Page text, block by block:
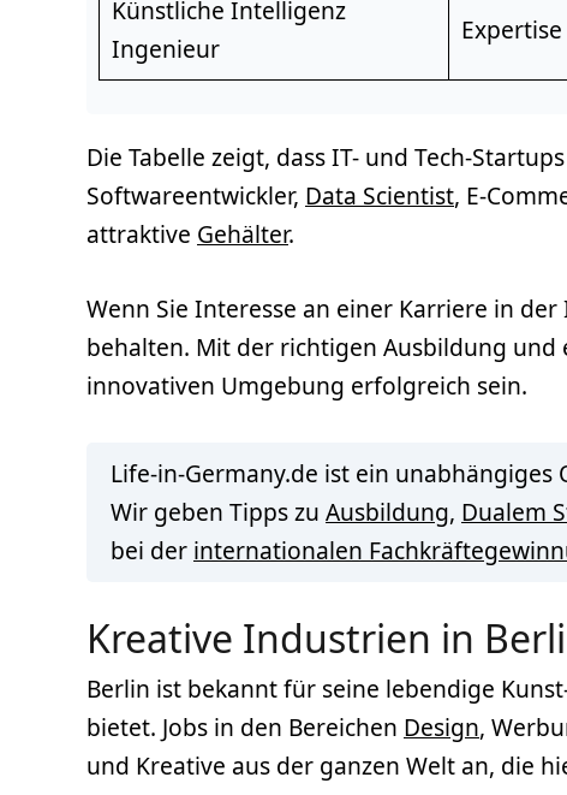
Künstliche Intelligenz
Ingenieur
Die Tabelle zeigt, dass IT- und Tech-
Softwareentwickler, Data Scientist, E-
attraktive Gehälter.
Wenn Sie Interesse an einer Karriere in
behalten. Mit der richtigen Ausbildung
innovativen Umgebung erfolgreich sein.
Life-in-Germany.de ist ein
Wir geben Tipps zu Ausbildung, Dualem
bei der internationalen
Kreative Industrien in
Berlin ist bekannt für seine lebendige
bietet. Jobs in den Bereichen Design,
und Kreative aus der ganzen Welt an, die